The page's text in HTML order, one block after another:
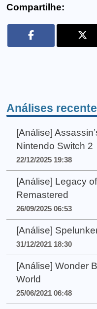
Compartilhe:
Análises
[Análise]
Nintendo Switch 2
22/12/2025 19:38
[Análise] Legacy
Remastered
26/09/2025 06:53
[Análise]
31/12/2021 18:30
[Análise] Wonder
World
25/06/2021 06:48